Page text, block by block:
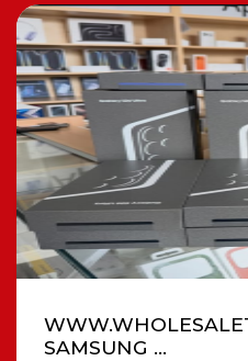
SAMSUNG ...